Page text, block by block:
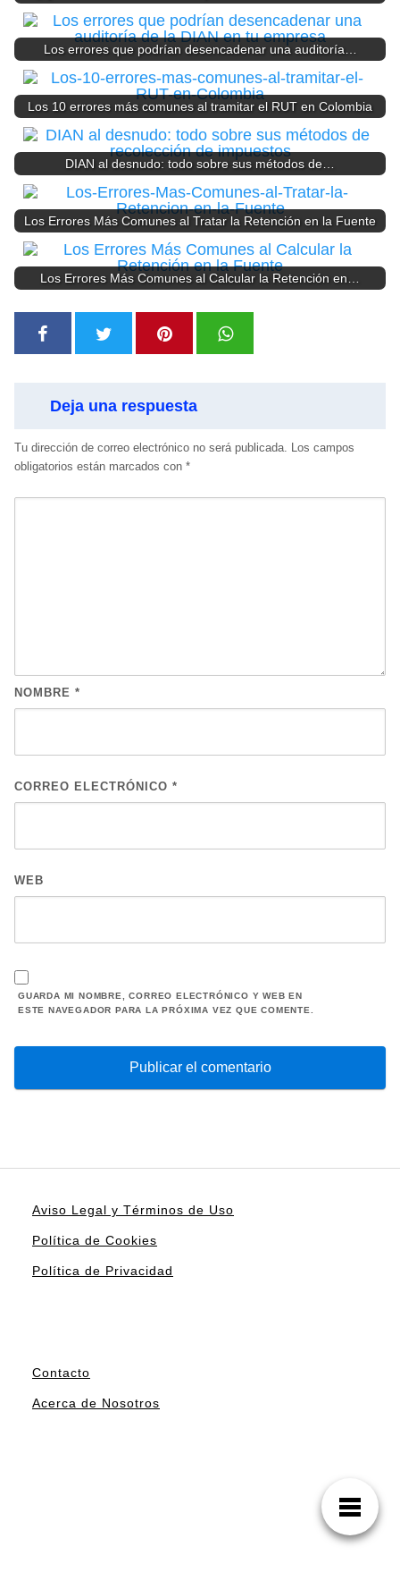
Los errores que podrían desencadenar una auditoría…
Los 10 errores más comunes al tramitar el RUT en Colombia
DIAN al desnudo: todo sobre sus métodos de…
Los Errores Más Comunes al Tratar la Retención en la Fuente
Los Errores Más Comunes al Calcular la Retención en…
Deja una respuesta
Tu dirección de correo electrónico no será publicada. Los campos
obligatorios están marcados con *
NOMBRE *
CORREO ELECTRÓNICO *
WEB
GUARDA MI NOMBRE, CORREO ELECTRÓNICO Y WEB EN
ESTE NAVEGADOR PARA LA PRÓXIMA VEZ QUE COMENTE.
Aviso Legal y Términos de Uso
Política de Cookies
Política de Privacidad
Contacto
Acerca de Nosotros